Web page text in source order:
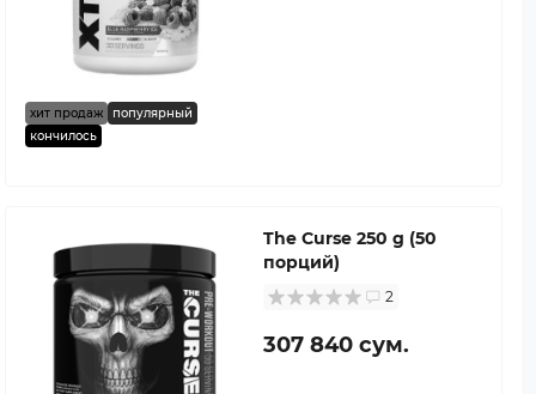
хит продаж
популярный
кончилось
The Curse 250 g (50
порций)
2
307 840 сум.